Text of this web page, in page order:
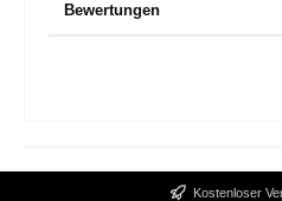
Bewertungen
Kostenloser